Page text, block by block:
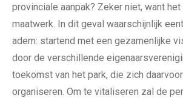
provinciale aanpak? Zeker niet, want
maatwerk. In dit geval waarschijnlijk
adem: startend met een gezamenlijke
door de verschillende
toekomst van het park, die zich
organiseren. Om te vitaliseren zal de